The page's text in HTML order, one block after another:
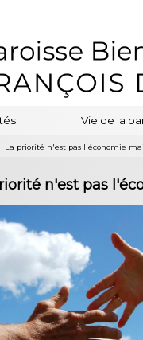
Vie de la
La priorité n'est pas l'économie
n'est pas